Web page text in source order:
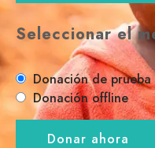
Seleccionar el
Donación de prueba
Donación offline